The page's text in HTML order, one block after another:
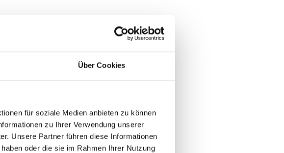
Über Cookies
für soziale Medien anbieten zu können
zu Ihrer Verwendung unserer
Unsere Partner führen diese Informationen
oder die sie im Rahmen Ihrer Nutzung
um die
des
rostige